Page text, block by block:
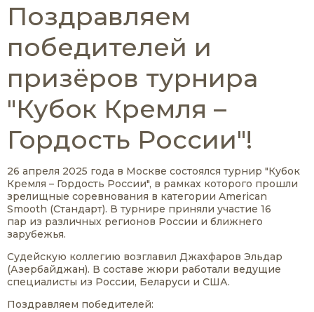
Поздравляем
победителей и
призёров турнира
"Кубок Кремля –
Гордость России"!
26 апреля 2025 года в Москве состоялся турнир "Кубок
Кремля – Гордость России", в рамках которого прошли
зрелищные соревнования в категории American
Smooth (Стандарт). В турнире приняли участие 16
пар из различных регионов России и ближнего
зарубежья.
Судейскую коллегию возглавил Джахфаров Эльдар
(Азербайджан). В составе жюри работали ведущие
специалисты из России, Беларуси и США.
Поздравляем победителей: